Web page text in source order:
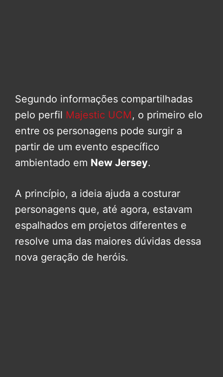
Segundo informações compartilhadas
pelo perfil Majestic UCM, o primeiro elo
entre os personagens pode surgir a
partir de um evento específico
ambientado em New Jersey.
A princípio, a ideia ajuda a costurar
personagens que, até agora, estavam
espalhados em projetos diferentes e
resolve uma das maiores dúvidas dessa
nova geração de heróis.